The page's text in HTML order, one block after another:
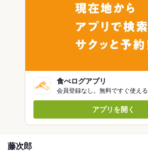
食べログアプリ
会員登録なし。無料ですぐ使える
アプリを開く
藤次郎